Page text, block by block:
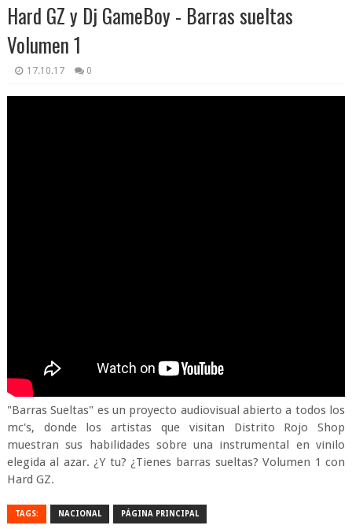
Hard GZ y Dj GameBoy - Barras sueltas
Volumen 1
17.10.17 0
"Barras Sueltas" es un proyecto audiovisual abierto a todos los
mc's, donde los artistas que visitan Distrito Rojo Shop
muestran sus habilidades sobre una instrumental en vinilo
elegida al azar. ¿Y tu? ¿Tienes barras sueltas? Volumen 1 con
Hard GZ.
TAGS: NACIONAL PÁGINA PRINCIPAL